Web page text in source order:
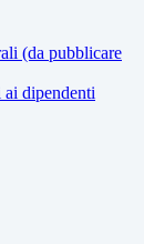
(da pubblicare
dipendenti